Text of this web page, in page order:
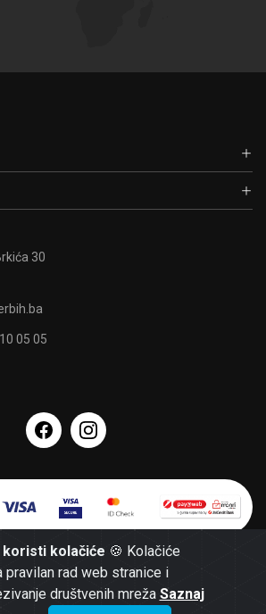
kolačiće 🍪 Kolačiće
rad web stranice i
društvenih mreža Saznaj
30
05 05
© 2026 AnkerBH -
Opći uslovi